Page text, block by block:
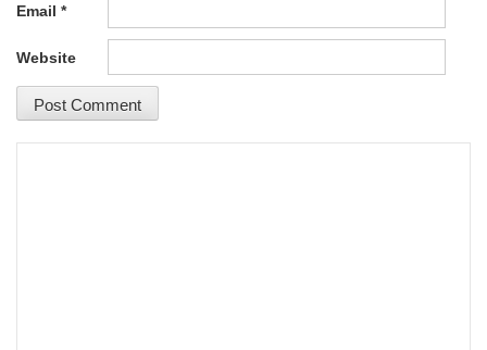
Email *
Website